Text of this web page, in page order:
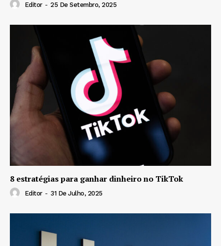
Editor - 25 De Setembro, 2025
8 estratégias para ganhar dinheiro no TikTok
Editor - 31 De Julho, 2025